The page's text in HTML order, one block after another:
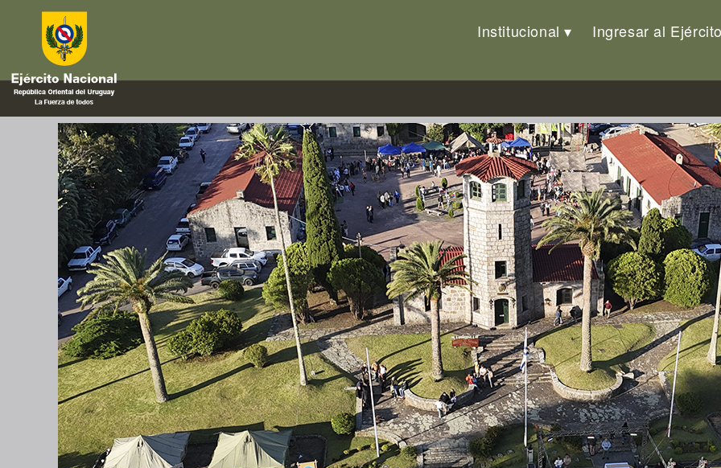
Institucional Ingresar al Ejército
temporada 2025
Lanzamiento de la temporada 2025 en el Parque Nacional de